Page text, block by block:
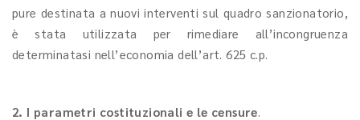
pure destinata a nuovi interventi sul quadro sanzionatorio,
è stata utilizzata per rimediare all’incongruenza
determinatasi nell’economia dell’art. 625 c.p.
2. I parametri costituzionali e le censure.